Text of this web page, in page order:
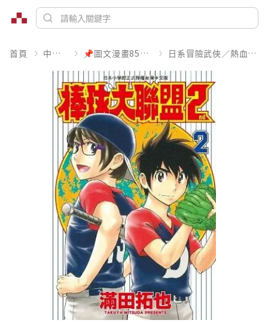
首頁 中文書 📌圖文漫畫85折起 日系冒險武俠／熱血運動